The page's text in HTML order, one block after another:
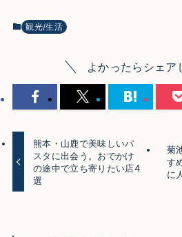
観光/生活
よかったらシェア
熊本・山鹿で美味しいパ
スタに出会う。おでかけ
の途中で立ち寄りたい店4
選
菊
す
に